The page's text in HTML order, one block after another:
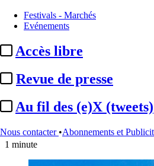
Festivals - Marchés
Evénements
Accès libre
Revue de presse
Au fil des (e)X (tweets)
Nous contacter •Abonnements et
Par
Damien Choppin
Actualité n° 344987
Écouter cet article
0:00 / 1:23
1 minute